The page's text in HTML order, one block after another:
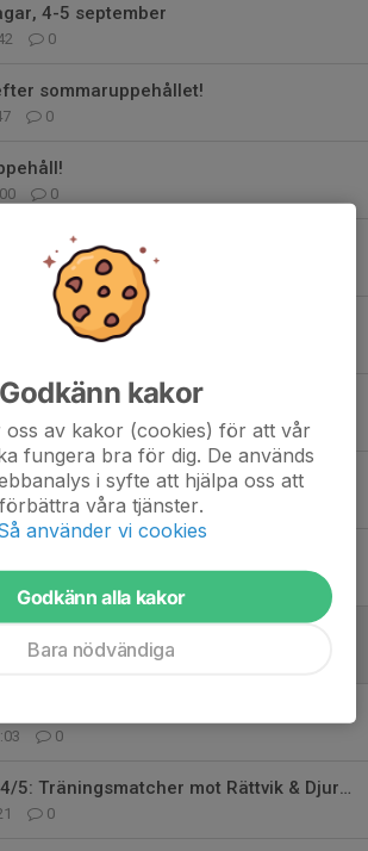
4-5 september
0
sommaruppehållet!
0
0
cup!
0
12-14/6 - Spelschema & Lagindelning
0
0
0
0
Torsdag 14/5: Träningsmatcher mot Rättvik & Djurmo
0
Godkänn kakor
oss av kakor (cookies) för att vår
fungera bra för dig. De används
i syfte att hjälpa oss att
förbättra våra tjänster.
använder vi cookies
Godkänn alla kakor
Bara nödvändiga